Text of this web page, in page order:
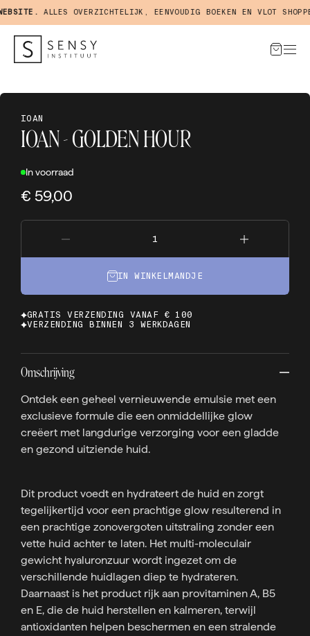
ALLES OVERZICHTELIJK, EENVOUDIG BOEKEN EN VLOT
IOAN
IOAN - GOLDEN HOUR
In voorraad
€ 59,00
IN WINKELMANDJE
GRATIS VERZENDING VANAF € 100
VERZENDING BINNEN 3 WERKDAGEN
Omschrijving
Ontdek een geheel vernieuwende emulsie met een
exclusieve formule die een onmiddellijke glow
creëert met langdurige verzorging voor een gladde
en gezond uitziende huid.
Dit product voedt en hydrateert de huid en zorgt
tegelijkertijd voor een prachtige glow resulterend in
een prachtige zonovergoten uitstraling zonder een
vette huid achter te laten. Het multi-moleculair
gewicht hyaluronzuur wordt ingezet om de
verschillende huidlagen diep te hydrateren.
Daarnaast is het product rijk aan provitaminen A, B5
en E, die de huid herstellen en kalmeren, terwijl
antioxidanten helpen beschermen en een stralende